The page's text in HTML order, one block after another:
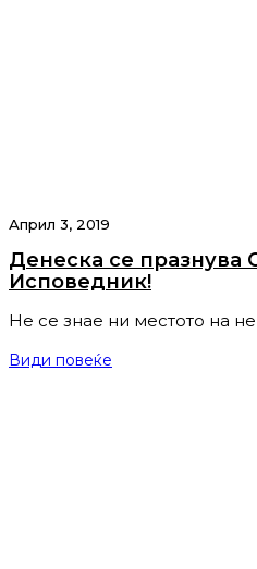
Април 3, 2019
Денеска се празнува
Исповедник!
Не се знае ни местото на
Види повеќе